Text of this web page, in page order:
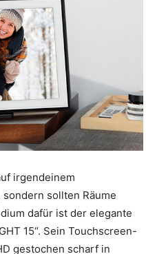
irgendeinem
sollten Räume
dafür ist der elegante
15“. Sein Touchscreen-
gestochen scharf in